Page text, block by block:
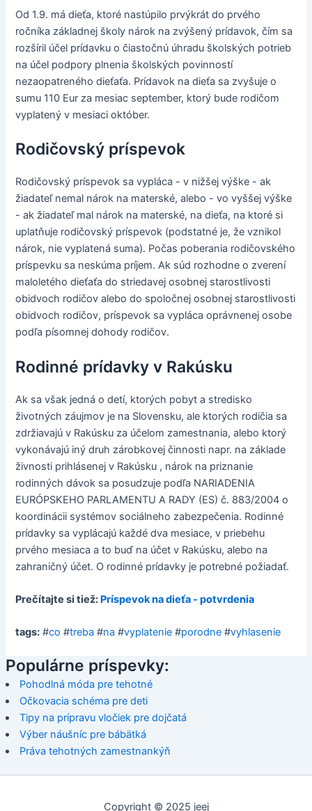
Od 1.9. má dieťa, ktoré nastúpilo prvýkrát do prvého
ročníka základnej školy nárok na zvýšený prídavok, čím sa
rozšíril účel prídavku o čiastočnú úhradu školských potrieb
na účel podpory plnenia školských povinností
nezaopatreného dieťaťa. Prídavok na dieťa sa zvyšuje o
sumu 110 Eur za mesiac september, ktorý bude rodičom
vyplatený v mesiaci október.
Rodičovský príspevok
Rodičovský príspevok sa vypláca - v nižšej výške - ak
žiadateľ nemal nárok na materské, alebo - vo vyššej výške
- ak žiadateľ mal nárok na materské, na dieťa, na ktoré si
uplatňuje rodičovský príspevok (podstatné je, že vznikol
nárok, nie vyplatená suma). Počas poberania rodičovského
príspevku sa neskúma príjem. Ak súd rozhodne o zverení
maloletého dieťaťa do striedavej osobnej starostlivosti
obidvoch rodičov alebo do spoločnej osobnej starostlivosti
obidvoch rodičov, príspevok sa vypláca oprávnenej osobe
podľa písomnej dohody rodičov.
Rodinné prídavky v Rakúsku
Ak sa však jedná o detí, ktorých pobyt a stredisko
životných záujmov je na Slovensku, ale ktorých rodičia sa
zdržiavajú v Rakúsku za účelom zamestnania, alebo ktorý
vykonávajú iný druh zárobkovej činnosti napr. na základe
živnosti prihlásenej v Rakúsku , nárok na priznanie
rodinných dávok sa posudzuje podľa NARIADENIA
EURÓPSKEHO PARLAMENTU A RADY (ES) č. 883/2004 o
koordinácii systémov sociálneho zabezpečenia. Rodinné
prídavky sa vyplácajú každé dva mesiace, v priebehu
prvého mesiaca a to buď na účet v Rakúsku, alebo na
zahraničný účet. O rodinné prídavky je potrebné požiadať.
Prečítajte si tiež: Príspevok na dieťa - potvrdenia
tags: #co #treba #na #vyplatenie #porodne #vyhlasenie
Populárne príspevky:
Pohodlná móda pre tehotné
Očkovacia schéma pre deti
Tipy na prípravu vločiek pre dojčatá
Výber náušníc pre bábätká
Práva tehotných zamestnankýň
Copyright © 2025 jeej